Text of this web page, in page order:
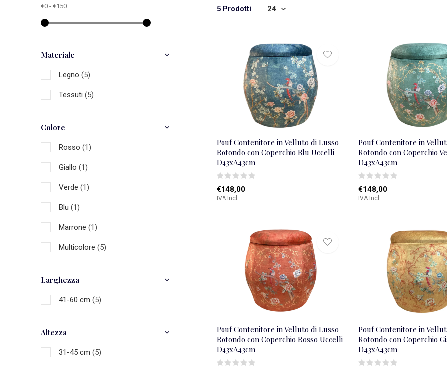
5 Prodotti
Pouf Contenitore in Velluto di Lusso
Rotondo con Coperchio Blu Uccelli
D43xA43cm
€148,00
IVA Incl.
Pouf Contenitore in
Rotondo con Coperchio
D43xA43cm
€148,00
IVA Incl.
Pouf Contenitore in Velluto di Lusso
Rotondo con Coperchio Rosso Uccelli
D43xA43cm
Pouf Contenitore in
Rotondo con Coperchio
D43xA43cm
€0 - €150
Materiale
Legno (5)
Tessuti (5)
Colore
Rosso (1)
Giallo (1)
Verde (1)
Blu (1)
Marrone (1)
Multicolore (5)
Larghezza
41-60 cm (5)
Altezza
31-45 cm (5)